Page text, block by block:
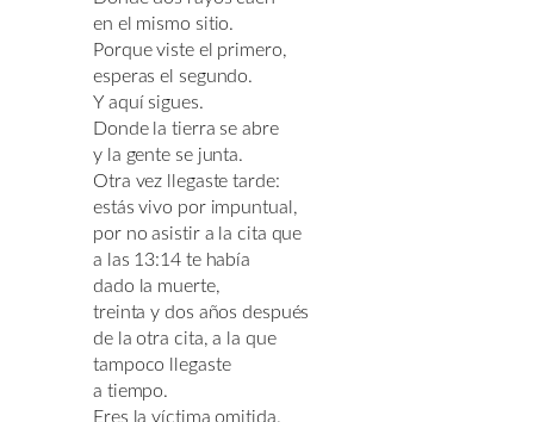
en el mismo sitio.
Porque viste el primero,
esperas el segundo.
Y aquí sigues.
Donde la tierra se abre
y la gente se junta.
Otra vez llegaste tarde:
estás vivo por impuntual,
por no asistir a la cita que
a las 13:14 te había
dado la muerte,
treinta y dos años después
de la otra cita, a la que
tampoco llegaste
a tiempo.
Eres la víctima omitida.